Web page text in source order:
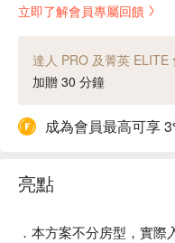
立即了解會員專屬回饋
達人 PRO 及菁英 ELITE
加贈 30 分鐘
成為會員最高可享
亮點
．本方案不分房型，實